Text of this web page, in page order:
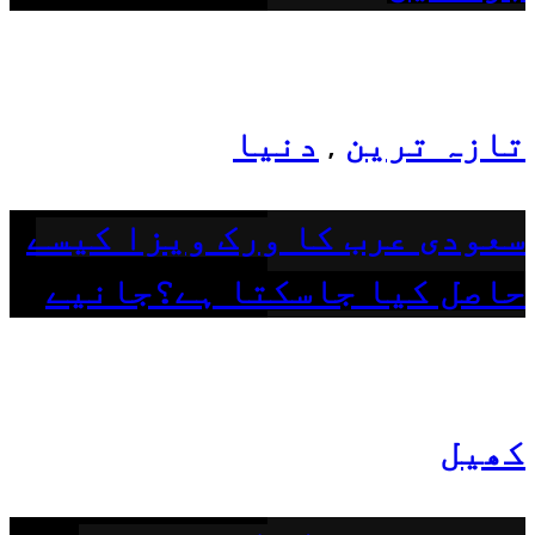
تازہ ترین , دنیا
سعودی عرب کا ورک ویزا کیسے
حاصل کیا جاسکتا ہے؟جانیے
کھیل